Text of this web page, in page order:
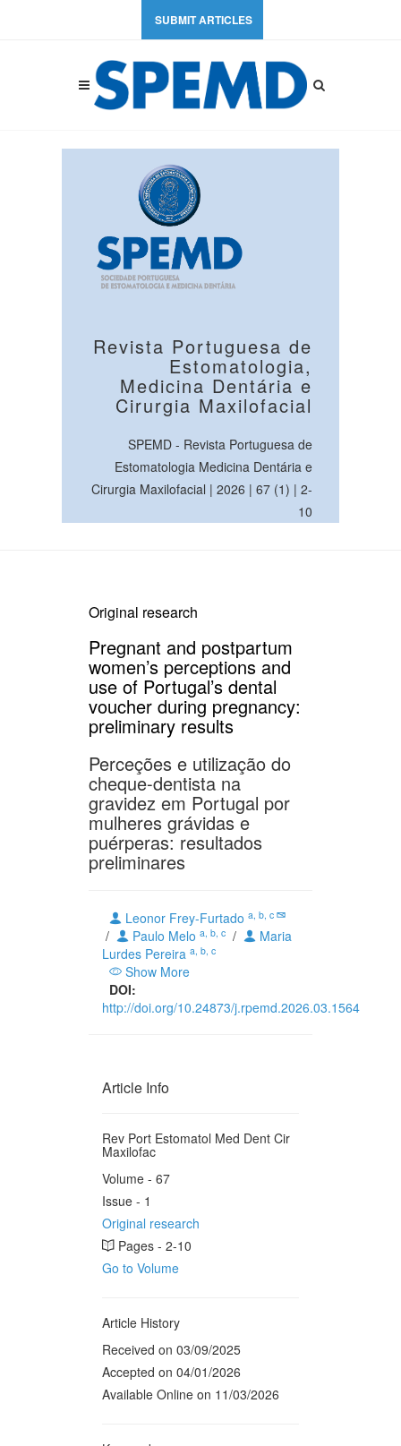
SUBMIT ARTICLES
Revista Portuguesa de
Estomatologia,
Medicina Dentária e
Cirurgia Maxilofacial
SPEMD - Revista Portuguesa de
Estomatologia Medicina Dentária e
Cirurgia Maxilofacial | 2026 | 67 (1) | 2-
10
Original research
Pregnant and postpartum
women’s perceptions and
use of Portugal’s dental
voucher during pregnancy:
preliminary results
Perceções e utilização do
cheque-dentista na
gravidez em Portugal por
mulheres grávidas e
puérperas: resultados
preliminares
Leonor Frey-Furtado a, b, c
/ Paulo Melo a, b, c /
Maria
Lurdes Pereira a, b, c
Show More
DOI:
http://doi.org/10.24873/j.rpemd.2026.03.1564
Article Info
Rev Port Estomatol Med Dent Cir
Maxilofac
Volume - 67
Issue - 1
Original research
Pages - 2-10
Go to Volume
Article History
Received on 03/09/2025
Accepted on 04/01/2026
Available Online on 11/03/2026